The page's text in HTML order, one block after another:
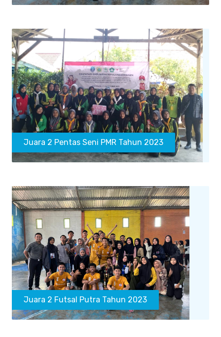
Juara 2 Pentas Seni PMR Tahun 2023
Juara 2 Futsal Putra Tahun 2023